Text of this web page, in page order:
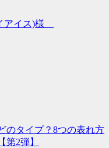
アイス)様
のタイプ？8つの表れ方
2弾】